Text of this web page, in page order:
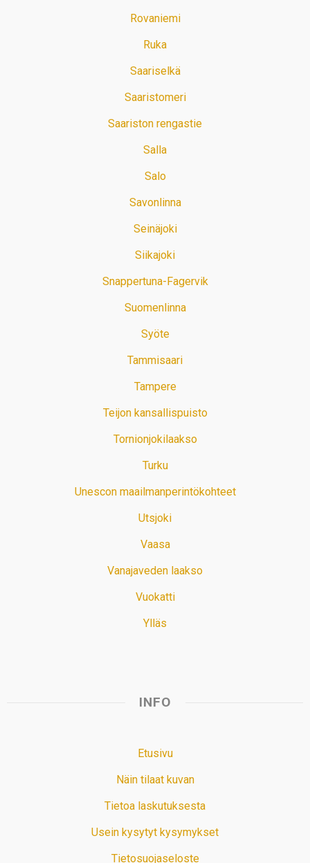
Rovaniemi
Ruka
Saariselkä
Saaristomeri
Saariston rengastie
Salla
Salo
Savonlinna
Seinäjoki
Siikajoki
Snappertuna-Fagervik
Suomenlinna
Syöte
Tammisaari
Tampere
Teijon kansallispuisto
Tornionjokilaakso
Turku
Unescon maailmanperintökohteet
Utsjoki
Vaasa
Vanajaveden laakso
Vuokatti
Ylläs
INFO
Etusivu
Näin tilaat kuvan
Tietoa laskutuksesta
Usein kysytyt kysymykset
Tietosuojaseloste